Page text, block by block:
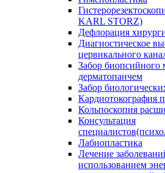
KARL STORZ)
Дефлорация
Диагностическое
цервикального
Забор биопсийного
дерматопанчем
Забор
Кардиотокография
Кольпоскопия
Консультация
Лабиопластика
Лечение
использованием